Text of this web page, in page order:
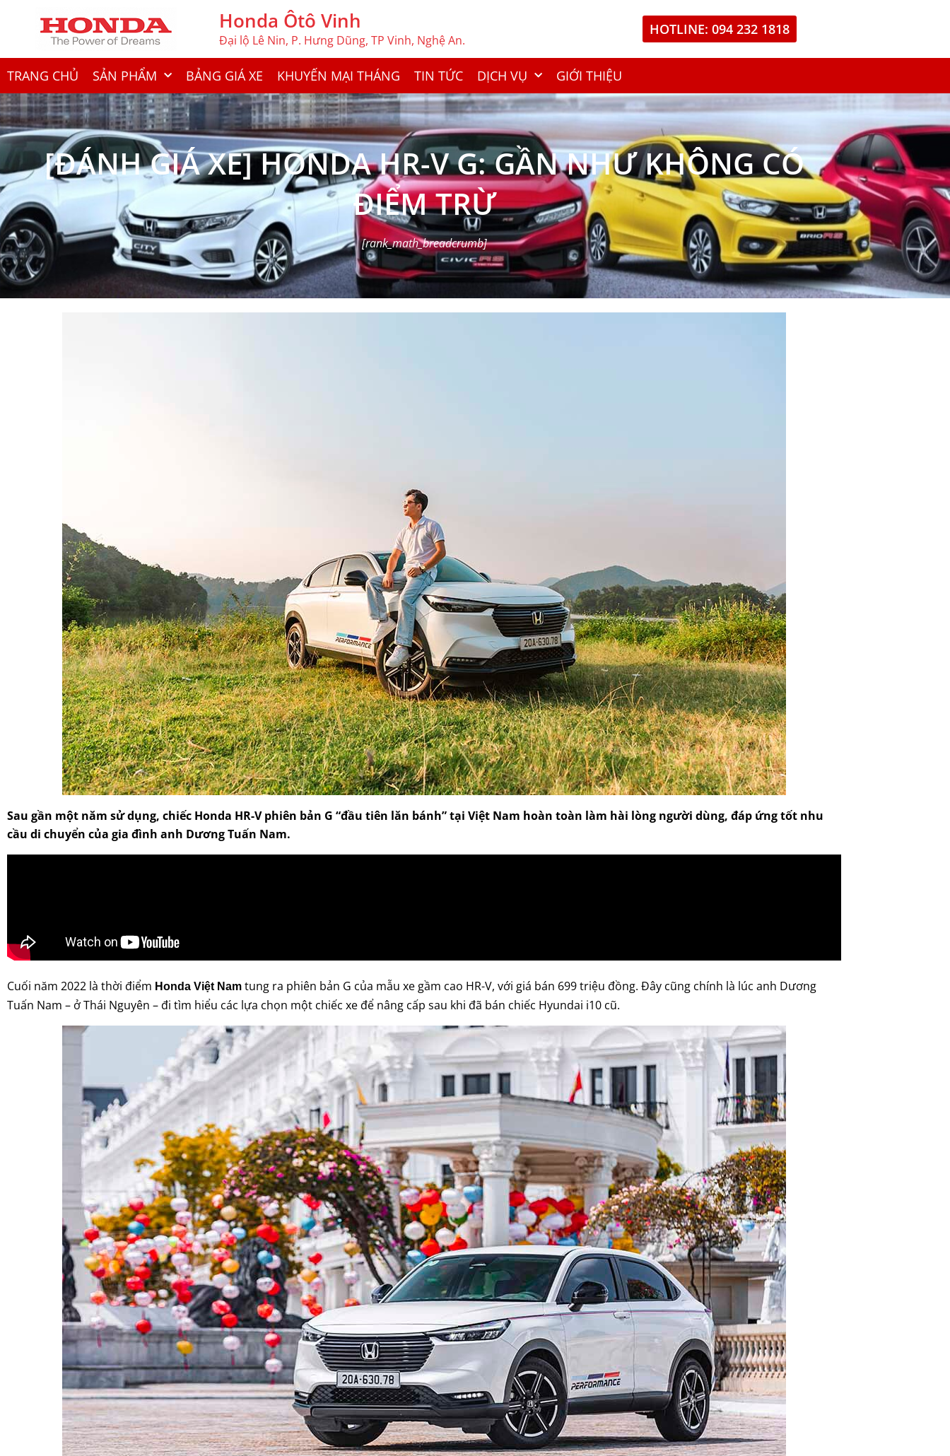
Honda Ôtô Vinh
Đại lộ Lê Nin, P. Hưng Dũng, TP Vinh, Nghệ An.
HOTLINE: 094 232 1818
TRANG CHỦ SẢN PHẨM BẢNG GIÁ XE KHUYẾN MẠI THÁNG TIN TỨC DỊCH VỤ GIỚI THIỆU
[ĐÁNH GIÁ XE] HONDA HR-V G: GẦN NHƯ KHÔNG CÓ
ĐIỂM TRỪ
[rank_math_breadcrumb]
Sau gần một năm sử dụng, chiếc Honda HR-V phiên bản G “đầu tiên lăn bánh” tại Việt Nam hoàn toàn làm hài lòng người dùng, đáp ứng tốt nhu
cầu di chuyển của gia đình anh Dương Tuấn Nam.
Cuối năm 2022 là thời điểm Honda Việt Nam tung ra phiên bản G của mẫu xe gầm cao HR-V, với giá bán 699 triệu đồng. Đây cũng chính là lúc anh Dương
Tuấn Nam – ở Thái Nguyên – đi tìm hiểu các lựa chọn một chiếc xe để nâng cấp sau khi đã bán chiếc Hyundai i10 cũ.